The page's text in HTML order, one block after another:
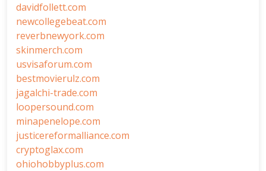
davidfollett.com
newcollegebeat.com
reverbnewyork.com
skinmerch.com
usvisaforum.com
bestmovierulz.com
jagalchi-trade.com
loopersound.com
minapenelope.com
justicereformalliance.com
cryptoglax.com
ohiohobbyplus.com